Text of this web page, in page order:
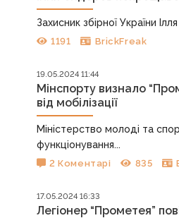
Захисник збірної України
1191 BrickFreak
19.05.2024 11:44
Мінспорту визнало
від мобілізації
Міністерство молоді та
функціонування...
2 Коментарі 835
17.05.2024 16:33
Легіонер “Прометея”